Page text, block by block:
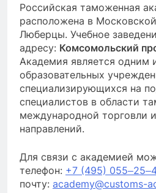
Российская таможенная
расположена в
Люберцы. Учебное
адресу: Комсомольский
Академия является одним
образовательных
специализирующихся на
специалистов в области
международной торговли
направлений.
Для связи с академией
телефон: +7 (495)
почту: academy@customs-